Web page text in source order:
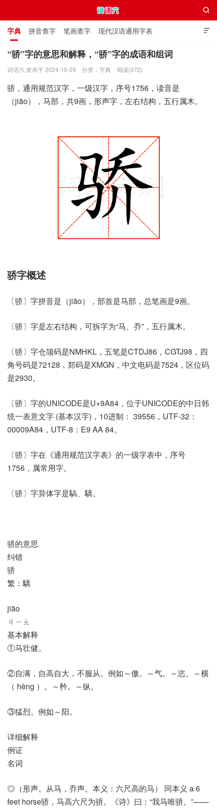

字典 拼音查字 笔画查字 现代汉语通用字表
通用规范汉字表 叠字大全 独体字大全 极简英语词典

“骄”字的意思和解释，“骄”字的成语和组词
词语六 发布于 2024-10-29 分类： 字典 阅读(372)
骄，通用规范汉字，一级汉字，序号1756，读音是
（jiāo），马部，共9画，形声字，左右结构，五行属木。
骄字概述
〔骄〕字拼音是（jiāo），部首是马部，总笔画是9画。
〔骄〕字是左右结构，可拆字为“马、乔”，五行属木。
〔骄〕字仓颉码是NMHKL，五笔是CTDJ86，CGTJ98，四
角号码是72128，郑码是XMGN，中文电码是7524，区位码
是2930。
〔骄〕字的UNICODE是U+9A84，位于UNICODE的中日韩
统一表意文字 (基本汉字)，10进制： 39556，UTF-32：
00009A84，UTF-8：E9 AA 84。
〔骄〕字在《通用规范汉字表》的一级字表中，序号
1756，属常用字。
〔骄〕字异体字是䮦、驕。
骄的意思
纠错
骄
繁：驕
jiāo
ㄐㄧㄠ
基本解释
①马壮健。
②自满，自高自大，不服从。例如～傲。～气。～恣。～横
（ hèng ）。～矜。～纵。
③猛烈。例如～阳。
详细解释
例证
名词
◎（形声。从马，乔声。本义：六尺高的马） 同本义 a 6
feet horse骄，马高六尺为骄。《诗》曰：“我马唯骄。”——